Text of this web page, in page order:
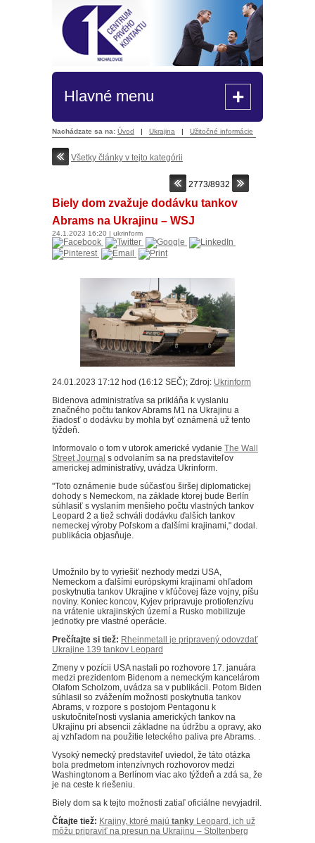
Hlavné menu +
Nachádzate sa na: Úvod | Ukrajina | Užitočné informácie
Všetky články v tejto kategórii
2773/8932
Biely dom zvažuje dodávku tankov
Abrams na Ukrajinu – WSJ
24.1.2023 16:20 | ukrinform
24.01.2023 17:12 hod (16:12 SEČ); Zdroj: Ukrinform
Bidenova administratíva sa prikláňa k vyslaniu
značného počtu tankov Abrams M1 na Ukrajinu a
žiadosť o dodávku by mohla byť oznámená už tento
týždeň.
Informovalo o tom v utorok americké vydanie The Wall
Street Journal s odvolaním sa na predstaviteľov
americkej administratívy, uvádza Ukrinform.
"Toto oznámenie bude súčasťou širšej diplomatickej
dohody s Nemeckom, na základe ktorej bude Berlín
súhlasiť s vyslaním menšieho počtu vlastných tankov
Leopard 2 a tiež schváli dodávku ďalších tankov
nemeckej výroby Poľskom a ďalšími krajinami," dodal.
publikácia objasňuje.
Umožnilo by to vyriešiť nezhody medzi USA,
Nemeckom a ďalšími európskymi krajinami ohľadom
poskytnutia tankov Ukrajine v kľúčovej fáze vojny, píšu
noviny. Koniec koncov, Kyjev pripravuje protiofenzívu
na vrátenie ukrajinských území a Rusko mobilizuje
jednotky pre vlastné operácie.
Prečítajte si tiež: Rheinmetall je pripravený odovzdať
Ukrajine 139 tankov Leopard
Zmeny v pozícii USA nastali po rozhovore 17. januára
medzi prezidentom Bidenom a nemeckým kancelárom
Olafom Scholzom, uvádza sa v publikácii. Potom Biden
súhlasil so zvážením možnosti poskytnutia tankov
Abrams, v rozpore s postojom Pentagonu k
uskutočniteľnosti vyslania amerických tankov na
Ukrajinu pri absencii základne na údržbu a opravy, ako
aj vzhľadom na použitie leteckého paliva pre Abrams. .
Vysoký nemecký predstaviteľ uviedol, že táto otázka
bola predmetom intenzívnych rozhovorov medzi
Washingtonom a Berlínom viac ako týždeň a zdá sa, že
je na ceste k riešeniu.
Biely dom sa k tejto možnosti zatiaľ oficiálne nevyjadril.
Čítajte tiež: Krajiny, ktoré majú tanky Leopard, ich už
môžu pripraviť na presun na Ukrajinu – Stoltenberg